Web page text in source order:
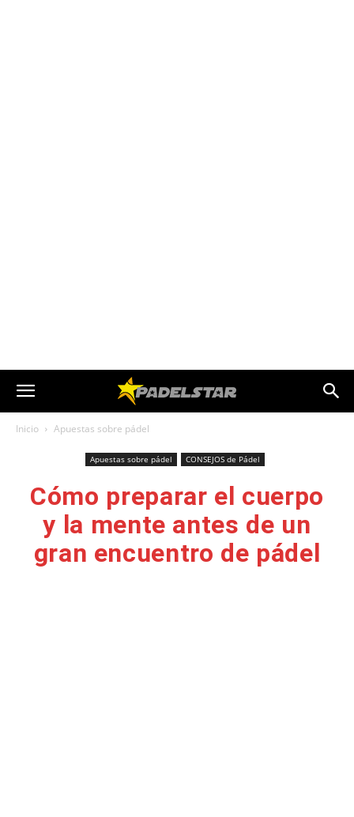
Inicio Apuestas sobre pádel
Apuestas sobre pádel CONSEJOS de Pádel
Cómo preparar el cuerpo
y la mente antes de un
gran encuentro de pádel